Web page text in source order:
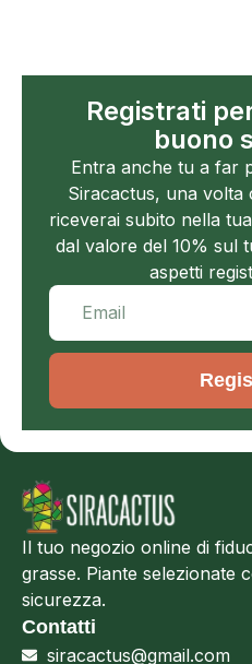
Registrati
buono
Entra anche tu a far
Siracactus, una volta
riceverai subito nella
dal valore del 10% sul
aspetti
Il tuo negozio online di
grasse. Piante selezionate
sicurezza.
Contatti
siracactus@gmail.com